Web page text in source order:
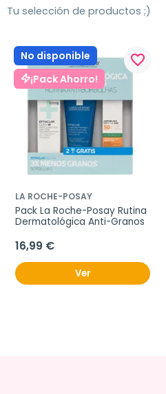
Tu selección de productos ;)
No disponible
¡Pack Ahorro!
favorite_border
LA ROCHE-POSAY
Pack La Roche-Posay Rutina
Dermatológica Anti-Granos
16,99 €
Ver